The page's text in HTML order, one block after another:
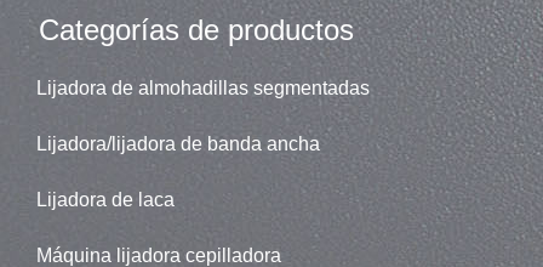
Categorías de productos
Lijadora de almohadillas segmentadas
Lijadora/lijadora de banda ancha
Lijadora de laca
Máquina lijadora cepilladora